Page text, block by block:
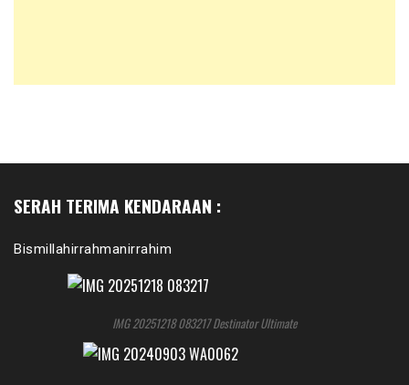
SERAH TERIMA KENDARAAN :
Bismillahirrahmanirrahim
IMG 20251218 083217 Destinator Ultimate